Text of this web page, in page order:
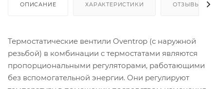
ОПИСАНИЕ ХАРАКТЕРИСТИКИ ОТЗЫВЫ
Термостатические вентили Oventrop (с наружной
резьбой) в комбинации с термостатами являются
пропорциональными регуляторами, работающими
без вспомогательной энергии. Они регулируют